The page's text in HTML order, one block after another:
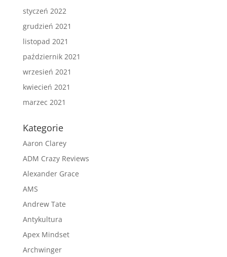
styczeń 2022
grudzień 2021
listopad 2021
październik 2021
wrzesień 2021
kwiecień 2021
marzec 2021
Kategorie
Aaron Clarey
ADM Crazy Reviews
Alexander Grace
AMS
Andrew Tate
Antykultura
Apex Mindset
Archwinger